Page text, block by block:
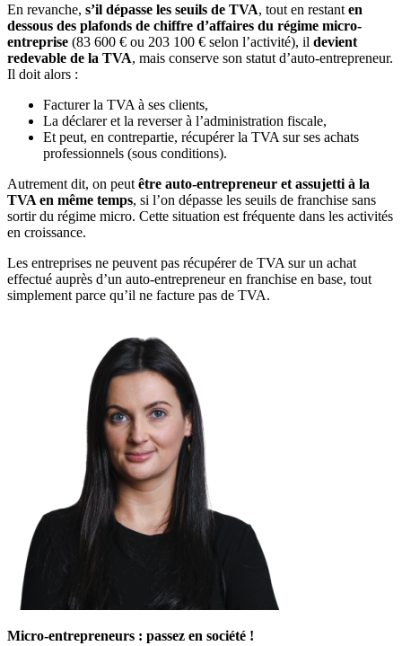
En revanche, s’il dépasse les seuils de TVA, tout en restant en
dessous des plafonds de chiffre d’affaires du régime micro-
entreprise (83 600 € ou 203 100 € selon l’activité), il devient
redevable de la TVA, mais conserve son statut d’auto-entrepreneur.
Il doit alors :
Facturer la TVA à ses clients,
La déclarer et la reverser à l’administration fiscale,
Et peut, en contrepartie, récupérer la TVA sur ses achats
professionnels (sous conditions).
Autrement dit, on peut être auto-entrepreneur et assujetti à la
TVA en même temps, si l’on dépasse les seuils de franchise sans
sortir du régime micro. Cette situation est fréquente dans les activités
en croissance.
Les entreprises ne peuvent pas récupérer de TVA sur un achat
effectué auprès d’un auto-entrepreneur en franchise en base, tout
simplement parce qu’il ne facture pas de TVA.
Micro-entrepreneurs : passez en société !